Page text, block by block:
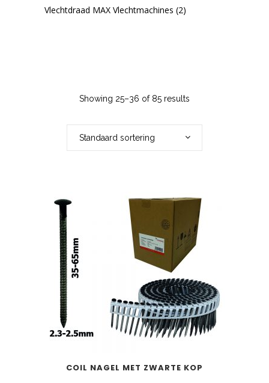
Vlechtdraad MAX Vlechtmachines (2)
Showing 25–36 of 85 results
Standaard sortering
COIL NAGEL MET ZWARTE KOP